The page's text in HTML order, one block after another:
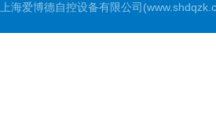
上海爱博德自控设备有限公司